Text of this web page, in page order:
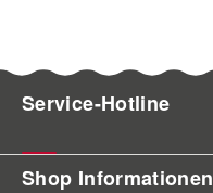
Service-Hotline
Shop Informationen